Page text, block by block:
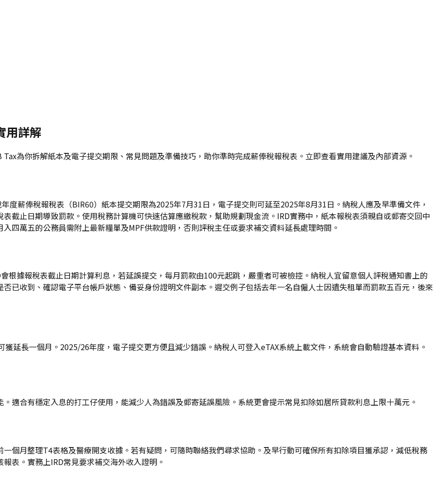
用詳解
為你拆解紙本及電子提交期限、常見問題及準備技巧，助你準時完成薪俸稅報稅表。立即查看實用建議及內部資源。
度薪俸稅報稅表（BIR60）紙本提交期限為2025年7月31日，電子提交則可延至2025年8月31日。納稅人應及早準備文件，
截止日期導致罰款。使用稅務計算機可快速估算應繳稅款，幫助規劃現金流。IRD實務中，紙本報稅表須親自或郵寄交回中
四萬五的公務員需附上最新糧單及MPF供款證明，否則評稅主任或要求補交資料延長處理時間。
根據報稅表截止日期計算利息，若延誤提交，每月罰款由100元起跳，嚴重者可被檢控。納稅人宜留意個人評稅通知書上的
已收到、確認電子平台帳戶狀態、備妥身份證明文件副本。遲交例子包括去年一名自僱人士因遺失租單而罰款五百元，後來
延長一個月。2025/26年度，電子提交更方便且減少錯誤。納稅人可登入eTAX系統上載文件，系統會自動驗證基本資料。
適合有穩定入息的打工仔使用，能減少人為錯誤及郵寄延誤風險。系統更會提示常見扣除如居所貸款利息上限十萬元。
個月整理T4表格及醫療開支收據。若有疑問，可隨時聯絡我們尋求協助。及早行動可確保所有扣除項目獲承認，減低稅務
表。實務上IRD常見要求補交海外收入證明。